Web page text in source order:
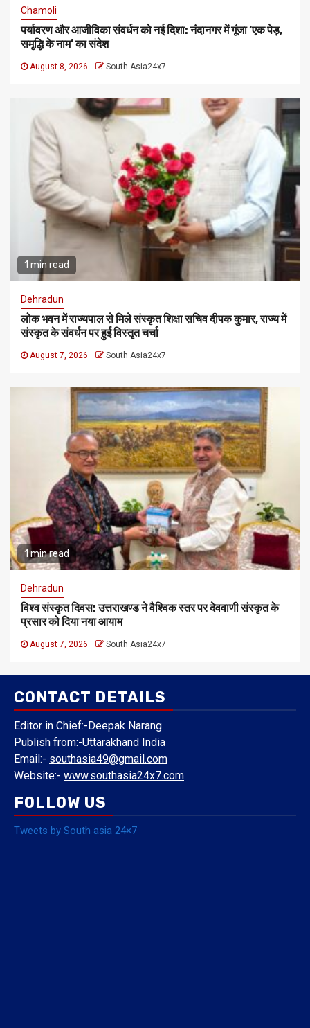
Chamoli
पर्यावरण और आजीविका संवर्धन को नई दिशा: नंदानगर में गूंजा ‘एक पेड़,
समृद्धि के नाम’ का संदेश
August 8, 2026 South Asia24x7
1 min read
Dehradun
लोक भवन में राज्यपाल से मिले संस्कृत शिक्षा सचिव दीपक कुमार, राज्य में
संस्कृत के संवर्धन पर हुई विस्तृत चर्चा
August 7, 2026 South Asia24x7
1 min read
Dehradun
विश्व संस्कृत दिवस: उत्तराखण्ड ने वैश्विक स्तर पर देववाणी संस्कृत के
प्रसार को दिया नया आयाम
August 7, 2026 South Asia24x7
CONTACT DETAILS
Editor in Chief:-Deepak Narang
Publish from:-Uttarakhand India
Email:- southasia49@gmail.com
Website:- www.southasia24x7.com
FOLLOW US
Tweets by South asia 24×7